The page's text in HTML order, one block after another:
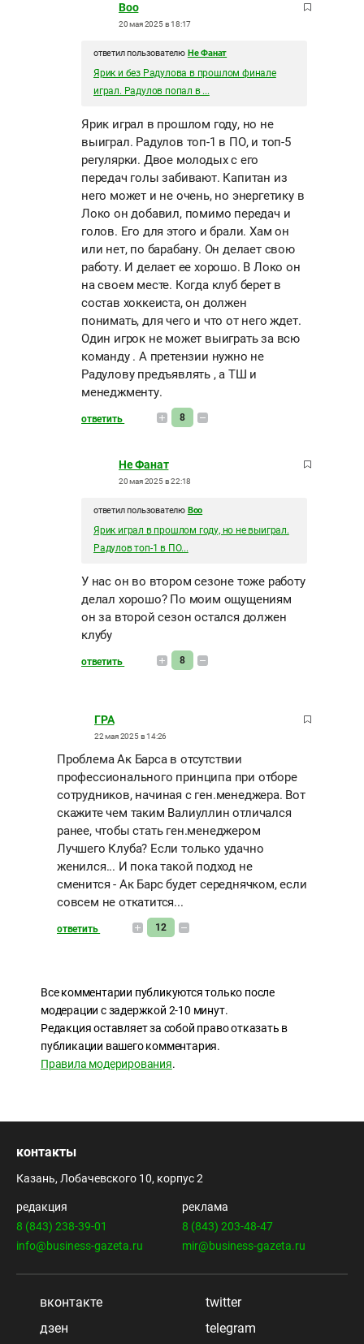
Boo
20 мая 2025 в 18:17
ответил пользователю Не Фанат
Ярик и без Радулова в прошлом финале
играл. Радулов попал в ...
Ярик играл в прошлом году, но не
выиграл. Радулов топ-1 в ПО, и топ-5
регулярки. Двое молодых с его
передач голы забивают. Капитан из
него может и не очень, но энергетику в
Локо он добавил, помимо передач и
голов. Его для этого и брали. Хам он
или нет, по барабану. Он делает свою
работу. И делает ее хорошо. В Локо он
на своем месте. Когда клуб берет в
состав хоккеиста, он должен
понимать, для чего и что от него ждет.
Один игрок не может выиграть за всю
команду . А претензии нужно не
Радулову предъявлять , а ТШ и
менеджменту.
ответить 8
Не Фанат
20 мая 2025 в 22:18
ответил пользователю Boo
Ярик играл в прошлом году, но не выиграл.
Радулов топ-1 в ПО...
У нас он во втором сезоне тоже работу
делал хорошо? По моим ощущениям
он за второй сезон остался должен
клубу
ответить 8
ГРА
22 мая 2025 в 14:26
Проблема Ак Барса в отсутствии
профессионального принципа при отборе
сотрудников, начиная с ген.менеджера. Вот
скажите чем таким Валиуллин отличался
ранее, чтобы стать ген.менеджером
Лучшего Клуба? Если только удачно
женился... И пока такой подход не
сменится - Ак Барс будет середнячком, если
совсем не откатится...
ответить 12
Все комментарии публикуются только после
модерации с задержкой 2-10 минут.
Редакция оставляет за собой право отказать в
публикации вашего комментария.
Правила модерирования.
контакты
Казань, Лобачевского 10, корпус 2
редакция
8 (843) 238-39-01
info@business-gazeta.ru
реклама
8 (843) 203-48-47
mir@business-gazeta.ru
вконтакте
twitter
дзен
telegram